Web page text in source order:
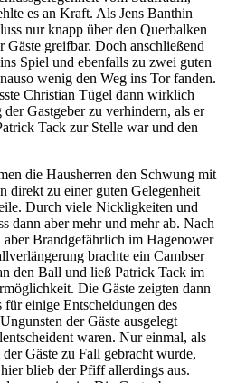
es an Kraft. Als Jens Banthin
nur knapp über den Querbalken
Gäste greifbar. Doch anschließend
Spiel und ebenfalls zu zwei guten
wenig den Weg ins Tor fanden.
Christian Tügel dann wirklich
Gastgeber zu verhindern, als er
Tack zur Stelle war und den
die Hausherren den Schwung mit
direkt zu einer guten Gelegenheit
Durch viele Nickligkeiten und
dann aber mehr und mehr ab. Nach
Brandgefährlich im Hagenower
brachte ein Cambser
den Ball und ließ Patrick Tack im
Die Gäste zeigten dann
einige Entscheidungen des
der Gäste ausgelegt
waren. Nur einmal, als
Gäste zu Fall gebracht wurde,
blieb der Pfiff allerdings aus.